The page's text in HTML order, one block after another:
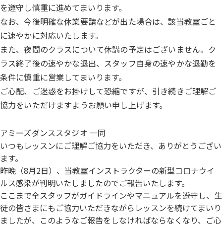
を遵守し慎重に進めてまいります。
なお、今後明確な休業要請などが出た場合は、該当教室ごと
に速やかに対応いたします。
また、夜間のクラスについて休講の予定はございません。ク
ラス終了後の速やかな退出、スタッフ自身の速やかな退勤を
条件に慎重に営業してまいります。
ご心配、ご迷惑をお掛けして恐縮ですが、引き続きご理解ご
協力をいただけますようお願い申し上げます。
アミーズダンススタジオ 一同
いつもレッスンにご理解ご協力をいただき、 ありがとうござい
ます。
昨晩（8月2日）、 当教室インストラクターの新型コロナウイ
ルス感染が判明いたしま したのでご報告いたします。
ここまで全スタッフがガイドラインやマニュアルを遵守し、 生
徒の皆さまにもご協力いただきながらレッスンを続けてまいり
ましたが、このようなご報告をしなければならなくなり、 ご心